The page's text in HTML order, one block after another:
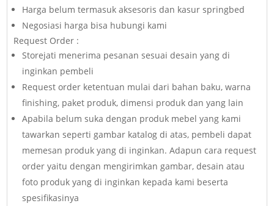
Harga belum termasuk aksesoris dan kasur springbed
Negosiasi harga bisa hubungi kami
Request Order :
Storejati menerima pesanan sesuai desain yang di
inginkan pembeli
Request order ketentuan mulai dari bahan baku, warna
finishing, paket produk, dimensi produk dan yang lain
Apabila belum suka dengan produk mebel yang kami
tawarkan seperti gambar katalog di atas, pembeli dapat
memesan produk yang di inginkan. Adapun cara request
order yaitu dengan mengirimkan gambar, desain atau
foto produk yang di inginkan kepada kami beserta
spesifikasinya